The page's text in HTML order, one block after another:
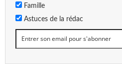
Famille
Astuces de la rédac